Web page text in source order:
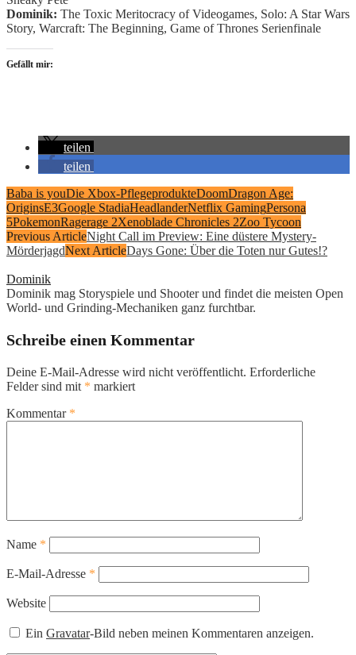
Dominik: The Toxic Meritocracy of Videogames, Solo: A Star Wars
Story, Warcraft: The Beginning, Game of Thrones Serienfinale
Gefällt mir:
teilen
teilen
Baba is youDie Xbox-PflegeprodukteDoomDragon Age:
OriginsE3Google StadiaHeadlanderNetflix GamingPersona
5PokemonRagerage 2Xenoblade Chronicles 2Zoo Tycoon
Previous ArticleNight Call im Preview: Eine düstere Mystery-
MörderjagdNext ArticleDays Gone: Über die Toten nur Gutes!?
Dominik
Dominik mag Storyspiele und Shooter und findet die meisten Open
World- und Grinding-Mechaniken ganz furchtbar.
Schreibe einen Kommentar
Deine E-Mail-Adresse wird nicht veröffentlicht. Erforderliche
Felder sind mit * markiert
Kommentar *
Name *
E-Mail-Adresse *
Website
EinGravatar-Bild neben meinen Kommentaren anzeigen.